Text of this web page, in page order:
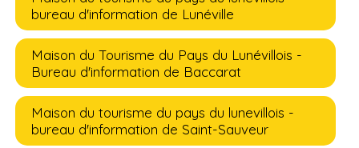
bureau d'information de Lunéville
Maison du Tourisme du Pays du Lunévillois -
Bureau d'information de Baccarat
Maison du tourisme du pays du lunevillois -
bureau d'information de Saint-Sauveur